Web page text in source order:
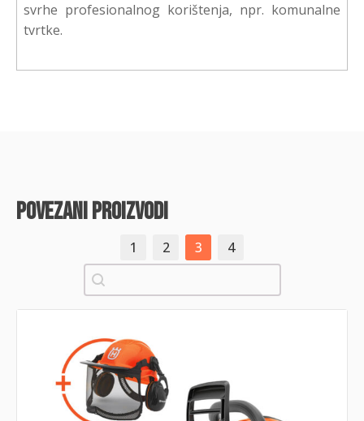
svrhe profesionalnog korištenja, npr. komunalne
tvrtke.
povezani proizvodi
1 2 3
4
Pretraži